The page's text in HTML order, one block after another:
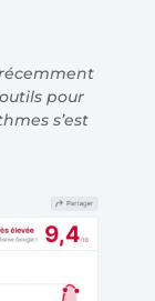
pour
s’est